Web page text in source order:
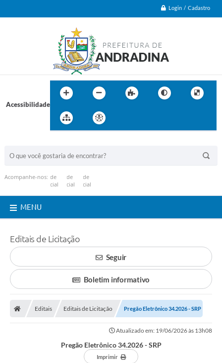
Login / Cadastro
Acessibilidade
Acompanhe-nos:
MENU
Editais de Licitação
Seguir
Boletim informativo
Editais Editais de Licitação Pregão Eletrônico 34.2026 - SRP
Atualizado em: 19/06/2026 às 13h08
Pregão Eletrônico 34.2026 - SRP
Imprimir